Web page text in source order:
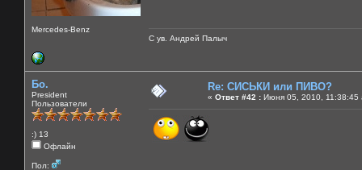
Mercedes-Benz
С ув. Андрей Палыч
Бо.
President
Пользователи
:) 13
Офлайн
Пол:
Re: СИСЬКИ или ПИВО?
« Ответ #42 : Июня 05, 2010, 11:38:45